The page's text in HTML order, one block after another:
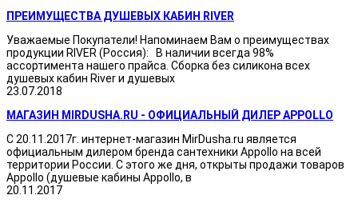
ПРЕИМУЩЕСТВА ДУШЕВЫХ КАБИН RIVER
Уважаемые Покупатели! Напоминаем Вам о преимуществах
продукции RIVER (Россия): В наличии всегда 98%
ассортимента нашего прайса. Сборка без силикона всех
душевых кабин River и душевых
23.07.2018
МАГАЗИН MIRDUSHA.RU - ОФИЦИАЛЬНЫЙ ДИЛЕР APPOLLO
С 20.11.2017г. интернет-магазин MirDusha.ru является
официальным дилером бренда сантехники Appollo на всей
территории России. С этого же дня, открыты продажи товаров
Appollo (душевые кабины Appollo, в
20.11.2017